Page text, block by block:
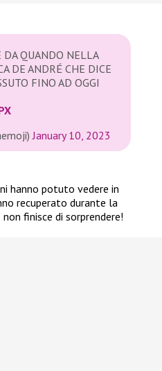
DA QUANDO NELLA
DE ANDRÉ CHE DICE
FINO AD OGGI
January 10, 2023
hanno potuto vedere in
recuperato durante la
non finisce di sorprendere!